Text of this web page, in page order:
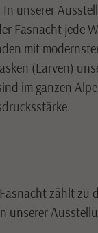
unserer
Fasnacht jede
mit
(Larven)
im ganzen
zählt
unserer